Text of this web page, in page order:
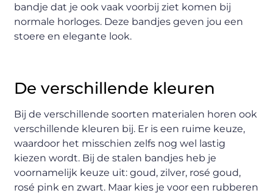
bandje dat je ook vaak voorbij ziet komen bij
normale horloges. Deze bandjes geven jou een
stoere en elegante look.
De verschillende kleuren
Bij de verschillende soorten materialen horen ook
verschillende kleuren bij. Er is een ruime keuze,
waardoor het misschien zelfs nog wel lastig
kiezen wordt. Bij de stalen bandjes heb je
voornamelijk keuze uit: goud, zilver, rosé goud,
rosé pink en zwart. Maar kies je voor een rubberen